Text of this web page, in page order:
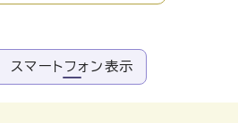
スマートフォン表示